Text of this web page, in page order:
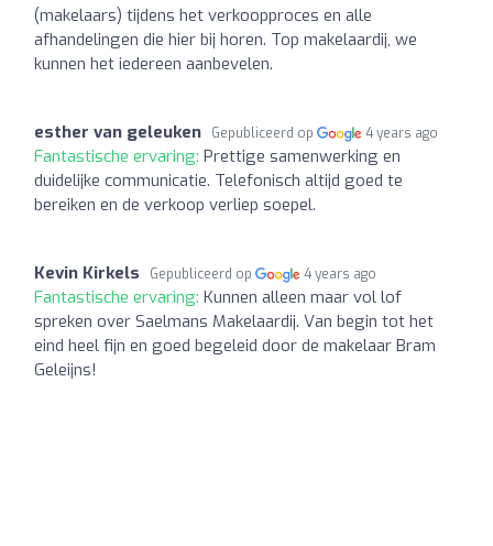
(makelaars) tijdens het verkoopproces en alle
afhandelingen die hier bij horen. Top makelaardij, we
kunnen het iedereen aanbevelen.
esther van geleuken Gepubliceerd op 4 years ago
Fantastische ervaring: Prettige samenwerking en
duidelijke communicatie. Telefonisch altijd goed te
bereiken en de verkoop verliep soepel.
Kevin Kirkels Gepubliceerd op 4 years ago
Fantastische ervaring: Kunnen alleen maar vol lof
spreken over Saelmans Makelaardij. Van begin tot het
eind heel fijn en goed begeleid door de makelaar Bram
Geleijns!